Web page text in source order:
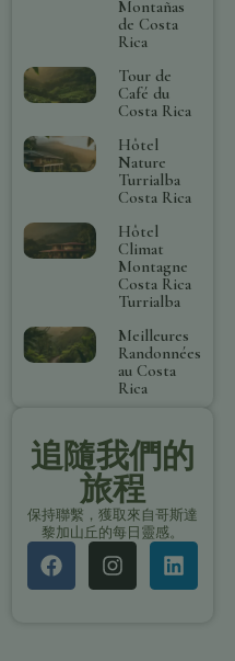
Montañas
de Costa
Rica
Tour de
Café du
Costa Rica
Hôtel
Nature
Turrialba
Costa Rica
Hôtel
Climat
Montagne
Costa Rica
Turrialba
Meilleures
Randonnées
au Costa
Rica
追隨我們的
旅程
保持聯繫，獲取來自哥斯達
黎加山丘的每日靈感。